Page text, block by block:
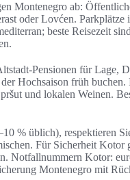
Montenegro ab:
oder Lovćen.
beste Reisezeit
Pensionen für Lage,
Hochsaison früh
und lokalen Weinen.
% üblich), respektieren
Für Sicherheit Kotor
Notfallnummern Kotor:
Montenegro mit